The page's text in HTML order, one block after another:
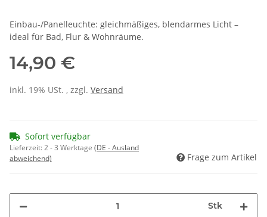
Einbau-/Panelleuchte: gleichmäßiges, blendarmes Licht –
ideal für Bad, Flur & Wohnräume.
14,90 €
inkl. 19% USt. , zzgl. Versand
Sofort verfügbar
Lieferzeit:2 - 3 Werktage (DE - Ausland
abweichend)
Frage zum Artikel
Stk